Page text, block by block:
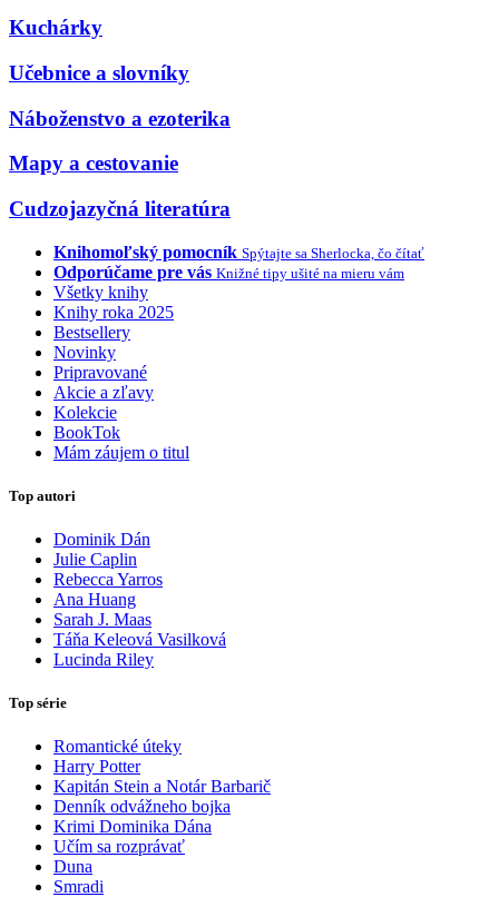
Kuchárky
Učebnice a slovníky
Náboženstvo a ezoterika
Mapy a cestovanie
Cudzojazyčná literatúra
Knihomoľský pomocník Spýtajte sa Sherlocka, čo čítať
Odporúčame pre vás Knižné tipy ušité na mieru vám
Všetky knihy
Knihy roka 2025
Bestsellery
Novinky
Pripravované
Akcie a zľavy
Kolekcie
BookTok
Mám záujem o titul
Top autori
Dominik Dán
Julie Caplin
Rebecca Yarros
Ana Huang
Sarah J. Maas
Táňa Keleová Vasilková
Lucinda Riley
Top série
Romantické úteky
Harry Potter
Kapitán Stein a Notár Barbarič
Denník odvážneho bojka
Krimi Dominika Dána
Učím sa rozprávať
Duna
Smradi